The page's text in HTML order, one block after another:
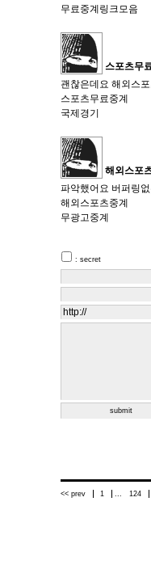
무료중계링크모음
스포츠무
괜찮은데요 해외스
스포츠무료중계
국제경기
해외스포
파악했어요 버퍼링
해외스포츠중계
무광고중계
: secret
<< prev 1 ... 124